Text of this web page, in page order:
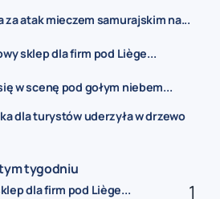
za atak mieczem samurajskim na...
sklep dla firm pod Liège...
w scenę pod gołym niebem...
dla turystów uderzyła w drzewo
tygodniu
dla firm pod Liège...